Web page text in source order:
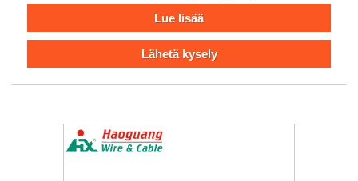
joka vaihtelee 105 ° C: seen. Se läpäisi liekkitestin.
Pls ota yhteyttä keskustellaksesi vaatimuksistasi.
Lue lisää
Lähetä kysely